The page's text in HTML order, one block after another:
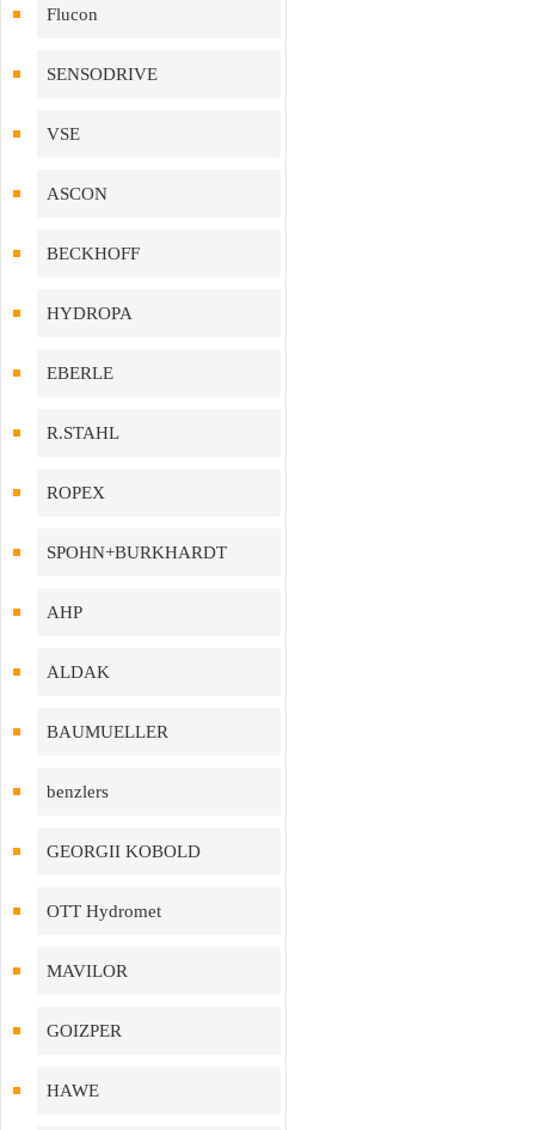
Flucon
SENSODRIVE
VSE
ASCON
BECKHOFF
HYDROPA
EBERLE
R.STAHL
ROPEX
SPOHN+BURKHARDT
AHP
ALDAK
BAUMUELLER
benzlers
GEORGII KOBOLD
OTT Hydromet
MAVILOR
GOIZPER
HAWE